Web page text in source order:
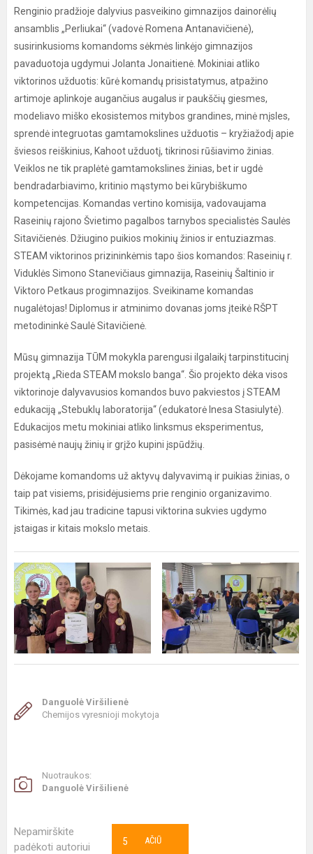
Renginio pradžioje dalyvius pasveikino gimnazijos dainorėlių
ansamblis „Perliukai“ (vadovė Romena Antanavičienė),
susirinkusioms komandoms sėkmės linkėjo gimnazijos
pavaduotoja ugdymui Jolanta Jonaitienė. Mokiniai atliko
viktorinos užduotis: kūrė komandų prisistatymus, atpažino
artimoje aplinkoje augančius augalus ir paukščių giesmes,
modeliavo miško ekosistemos mitybos grandines, minė mįsles,
sprendė integruotas gamtamokslines užduotis – kryžiažodį apie
šviesos reiškinius, Kahoot užduotį, tikrinosi rūšiavimo žinias.
Veiklos ne tik praplėtė gamtamokslines žinias, bet ir ugdė
bendradarbiavimo, kritinio mąstymo bei kūrybiškumo
kompetencijas. Komandas vertino komisija, vadovaujama
Raseinių rajono Švietimo pagalbos tarnybos specialistės Saulės
Sitavičienės. Džiugino puikios mokinių žinios ir entuziazmas.
STEAM viktorinos prizininkėmis tapo šios komandos: Raseinių r.
Viduklės Simono Stanevičiaus gimnazija, Raseinių Šaltinio ir
Viktoro Petkaus progimnazijos. Sveikiname komandas
nugalėtojas! Diplomus ir atminimo dovanas joms įteikė RŠPT
metodininkė Saulė Sitavičienė.
Mūsų gimnazija TŪM mokykla parengusi ilgalaikį tarpinstitucinį
projektą „Rieda STEAM mokslo banga“. Šio projekto dėka visos
viktorinoje dalyvavusios komandos buvo pakviestos į STEAM
edukaciją „Stebuklų laboratorija“ (edukatorė Inesa Stasiulytė).
Edukacijos metu mokiniai atliko linksmus eksperimentus,
pasisėmė naujų žinių ir grįžo kupini įspūdžių.
Dėkojame komandoms už aktyvų dalyvavimą ir puikias žinias, o
taip pat visiems, prisidėjusiems prie renginio organizavimo.
Tikimės, kad jau tradicine tapusi viktorina sukvies ugdymo
įstaigas ir kitais mokslo metais.
Danguolė Viršilienė
Chemijos vyresnioji mokytoja
Nuotraukos:
Danguolė Viršilienė
Nepamirškite
padėkoti autoriui
AČIŪ
5